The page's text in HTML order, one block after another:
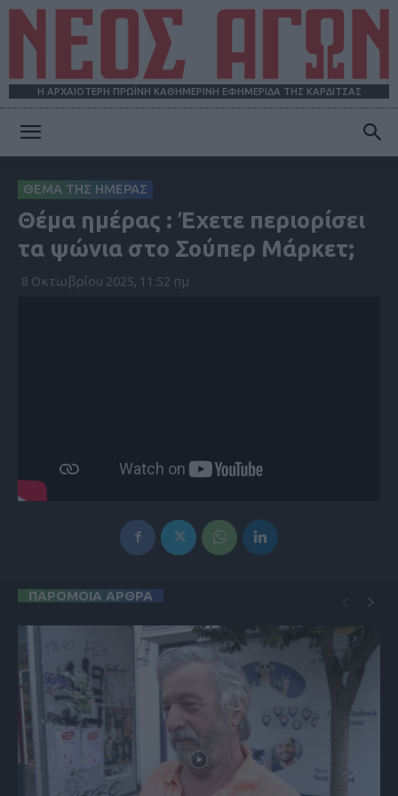
Η ΑΡΧΑΙΟΤΕΡΗ ΠΡΩΪΝΗ ΚΑΘΗΜΕΡΙΝΗ ΕΦΗΜΕΡΙΔΑ ΤΗΣ ΚΑΡΔΙΤΣΑΣ
ΑΓΩΝ
ΘΕΜΑ ΤΗΣ ΗΜΕΡΑΣ
Θέμα ημέρας : Έχετε περιορίσει
τα ψώνια στο Σούπερ Μάρκετ;
8 Οκτωβρίου 2025, 11:52 πμ
ΠΑΡΟΜΟΙΑ ΑΡΘΡΑ